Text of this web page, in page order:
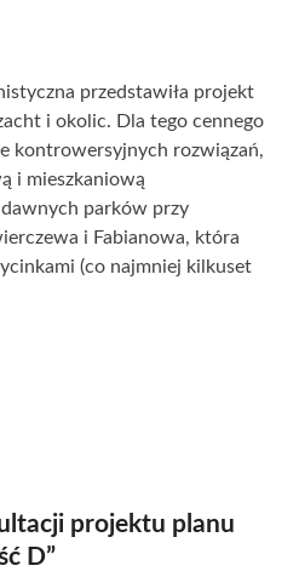
przedstawiła projekt
i okolic. Dla tego cennego
kontrowersyjnych rozwiązań,
i mieszkaniową
parków przy
i Fabianowa, która
(co najmniej kilkuset
projektu planu
D”